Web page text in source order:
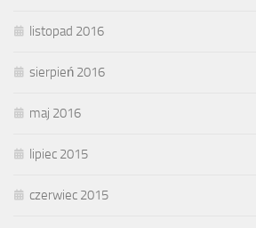
listopad 2016
sierpień 2016
maj 2016
lipiec 2015
czerwiec 2015